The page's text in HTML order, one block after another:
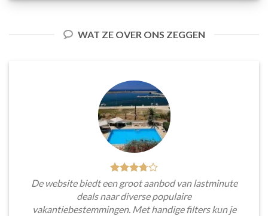
WAT ZE OVER ONS ZEGGEN
De website biedt een groot aanbod van lastminute
deals naar diverse populaire
vakantiebestemmingen. Met handige filters kun je